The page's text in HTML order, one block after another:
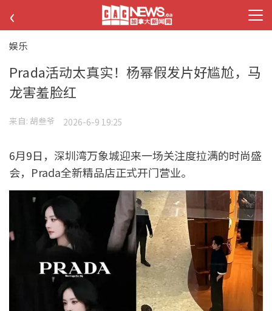
‹
娱乐
Prada活动太真实！杨幂假发片好尴尬，马
龙害羞脸红
来自: 胡叁爷 2026-6-9 19:25
6月9日，深圳湾万象城迎来一场关注度拉满的时尚盛
会，Prada全新精品店正式开门营业。